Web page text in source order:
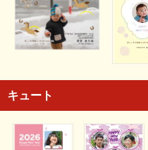
キュート